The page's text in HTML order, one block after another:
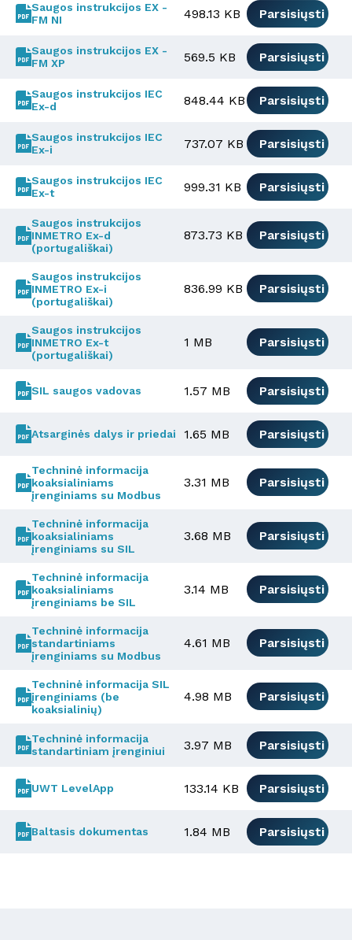
Saugos instrukcijos EX -
FM NI
498.13 KB Parsisiųsti
Saugos instrukcijos EX -
FM XP
569.5 KB Parsisiųsti
Saugos instrukcijos IEC
Ex-d
848.44 KB Parsisiųsti
Saugos instrukcijos IEC
Ex-i
737.07 KB Parsisiųsti
Saugos instrukcijos IEC
Ex-t
999.31 KB Parsisiųsti
Saugos instrukcijos
INMETRO Ex-d
(portugališkai)
873.73 KB Parsisiųsti
Saugos instrukcijos
INMETRO Ex-i
(portugališkai)
836.99 KB Parsisiųsti
Saugos instrukcijos
INMETRO Ex-t
(portugališkai)
1 MB Parsisiųsti
SIL saugos vadovas 1.57 MB Parsisiųsti
Atsarginės dalys ir priedai 1.65 MB Parsisiųsti
Techninė informacija
koaksialiniams
įrenginiams su Modbus
3.31 MB Parsisiųsti
Techninė informacija
koaksialiniams
įrenginiams su SIL
3.68 MB Parsisiųsti
Techninė informacija
koaksialiniams
įrenginiams be SIL
3.14 MB Parsisiųsti
Techninė informacija
standartiniams
įrenginiams su Modbus
4.61 MB Parsisiųsti
Techninė informacija SIL
įrenginiams (be
koaksialinių)
4.98 MB Parsisiųsti
Techninė informacija
standartiniam įrenginiui
3.97 MB Parsisiųsti
UWT LevelApp 133.14 KB Parsisiųsti
Baltasis dokumentas 1.84 MB Parsisiųsti